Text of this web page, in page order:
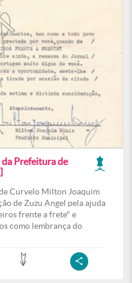
Prefeitura de
Curvelo Milton Joaquim
de Zuzu Angel pela ajuda
frente a frete" e
como lembrança do